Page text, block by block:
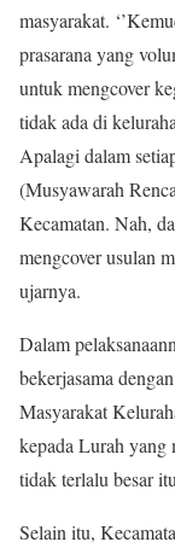
masyarakat.
prasarana yang
untuk mengcover
tidak ada di
Apalagi dalam
(Musyawarah
Kecamatan. Nah,
mengcover usulan
ujarnya.
Dalam
bekerjasama
Masyarakat
kepada Lurah yang
tidak terlalu besar
Selain itu,